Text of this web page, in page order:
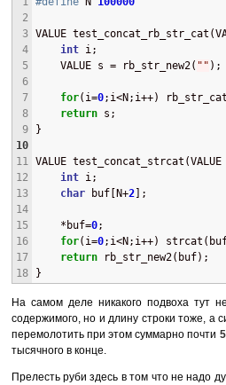
2
3
4
5
6
7
8
9
10
11
12
13
14
15
16
17
18
VALUE
int i;
    VALUE s = rb_str_new2(
" " );
for(i=0;i<N;i++)
return s;
}
VALUE
int i;
char buf[N+2];
    *buf=
0;
for(i=0;i<N;i++)
return rb_str_new2(buf);
}
На самом деле никакого подвоха тут
содержимого, но и длину строки тоже, а
перемолотить при этом суммарно почти
тысячного в конце.
Прелесть руби здесь в том что не надо